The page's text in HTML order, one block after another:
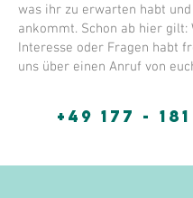
was ihr zu erwarten habt
ankommt. Schon ab hier gilt:
Interesse oder Fragen habt
uns über einen Anruf von
+49 177 -